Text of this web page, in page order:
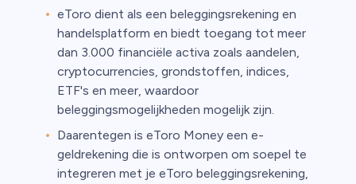
eToro dient als een beleggingsrekening en
handelsplatform en biedt toegang tot meer
dan 3.000 financiële activa zoals aandelen,
cryptocurrencies, grondstoffen, indices,
ETF's en meer, waardoor
beleggingsmogelijkheden mogelijk zijn.
Daarentegen is eToro Money een e-
geldrekening die is ontworpen om soepel te
integreren met je eToro beleggingsrekening,